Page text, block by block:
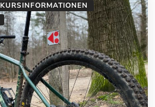
KURSINFORMATIONEN